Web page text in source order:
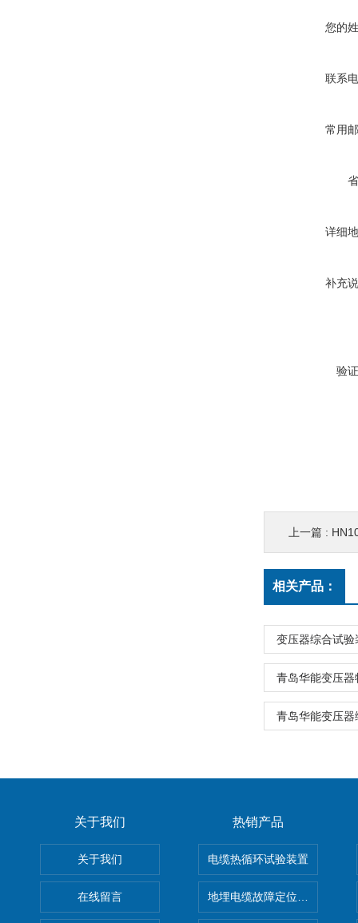
您的
联系
常用
详细
补充
验
上一篇 :
相关产品：
变压器综合试
青岛华能变压
青岛华能变压
关于我们
关于我们
在线留言
热销产品
电缆热循环试验装置
地埋电缆故障定位仪 地下电